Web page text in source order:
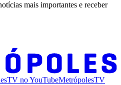
mais importantes e receber
noYouTubeMetrópolesTV